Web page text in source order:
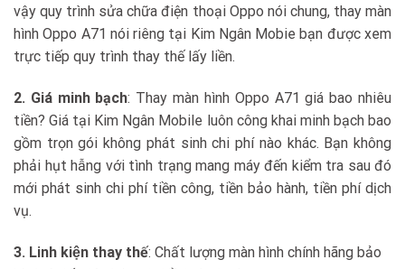
vậy quy trình sửa chữa điện thoại Oppo nói chung, thay màn
hình Oppo A71 nói riêng tại Kim Ngân Mobie bạn được xem
trực tiếp quy trình thay thế lấy liền.
2. Giá minh bạch: Thay màn hình Oppo A71 giá bao nhiêu
tiền? Giá tại Kim Ngân Mobile luôn công khai minh bạch bao
gồm trọn gói không phát sinh chi phí nào khác. Bạn không
phải hụt hẫng với tình trạng mang máy đến kiểm tra sau đó
mới phát sinh chi phí tiền công, tiền bảo hành, tiền phí dịch
vụ.
3. Linh kiện thay thế: Chất lượng màn hình chính hãng bảo